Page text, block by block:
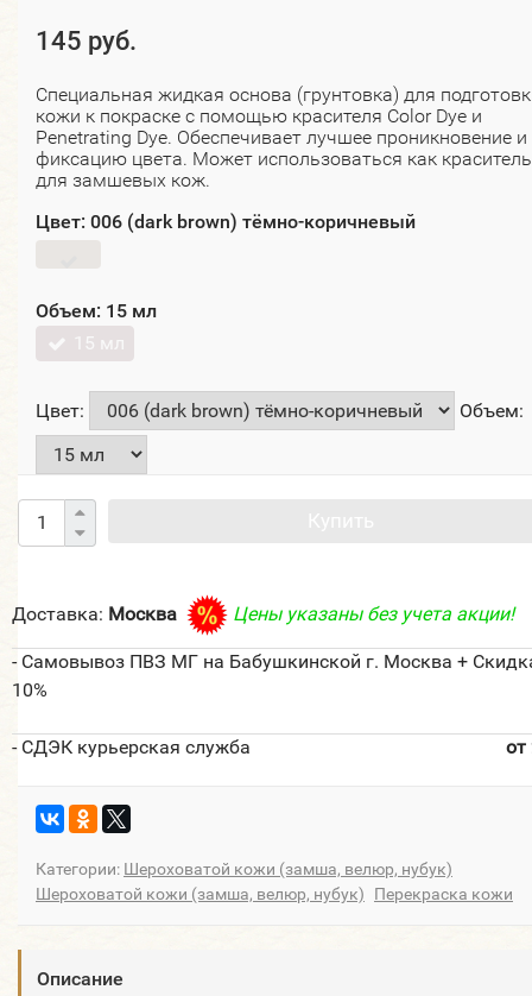
145 руб.
Специальная жидкая основа (грунтовка) для
кожи к покраске с помощью красителя Color Dye и
Penetrating Dye. Обеспечивает лучшее проникновение и
фиксацию цвета. Может использоваться как краситель
для замшевых кож.
Цвет: 006 (dark brown) тёмно-коричневый
Объем: 15 мл
15 мл
Цвет: Объем:
Доставка: Москва Цены указаны без учета акции!
- Самовывоз ПВЗ МГ на Бабушкинской г. Москва +
10%
- СДЭК курьерская служба
Категории: Шероховатой кожи (замша, велюр, нубук)
Шероховатой кожи (замша, велюр, нубук)
Перекраска кожи
Описание